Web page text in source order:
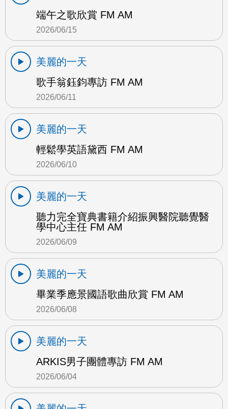
端午之歌欣賞 FM AM
2026/06/15
美麗的一天
歌手翁鈺鈞專訪 FM AM
2026/06/11
美麗的一天
輕鬆學英語黛西 FM AM
2026/06/10
美麗的一天
聽力完全寶典書籍介紹振興醫院聽覺醫
學中心主任 FM AM
2026/06/09
美麗的一天
畢業季應景國語歌曲欣賞 FM AM
2026/06/08
美麗的一天
ARKIS男子團體專訪 FM AM
2026/06/04